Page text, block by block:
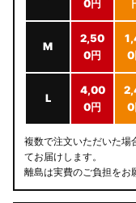
0円
M
2,50
0円
0
L
4,00
0円
0
複数で注文いただいた場
てお届けします。
離島は実費のご負担をお